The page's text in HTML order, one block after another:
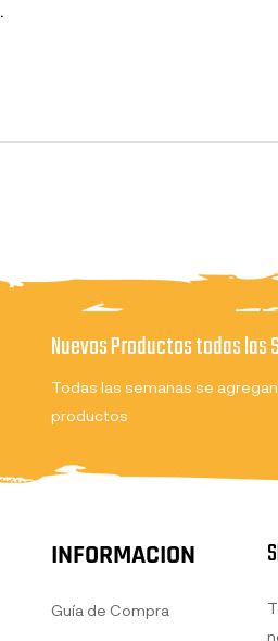
Nuevos Productos todas las
Todas las semanas se
productos
INFORMACION
Guía de Compra